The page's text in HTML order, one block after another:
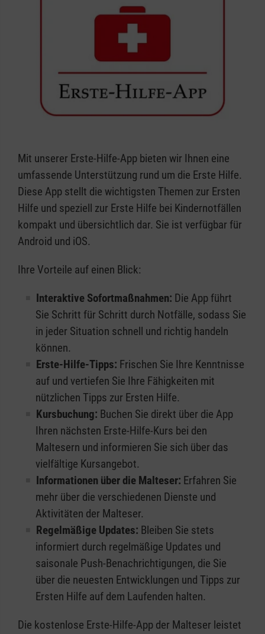
Mit unserer Erste-Hilfe-App bieten wir Ihnen eine
umfassende Unterstützung rund um die Erste Hilfe.
Diese App stellt die wichtigsten Themen zur Ersten
Hilfe und speziell zur Erste Hilfe bei Kindernotfällen
kompakt und übersichtlich dar. Sie ist verfügbar für
Android und iOS.
Ihre Vorteile auf einen Blick:
Interaktive Sofortmaßnahmen: Die App führt
Sie Schritt für Schritt durch Notfälle, sodass Sie
in jeder Situation schnell und richtig handeln
können.
Erste-Hilfe-Tipps: Frischen Sie Ihre Kenntnisse
auf und vertiefen Sie Ihre Fähigkeiten mit
nützlichen Tipps zur Ersten Hilfe.
Kursbuchung: Buchen Sie direkt über die App
Ihren nächsten Erste-Hilfe-Kurs bei den
Maltesern und informieren Sie sich über das
vielfältige Kursangebot.
Informationen über die Malteser: Erfahren Sie
mehr über die verschiedenen Dienste und
Aktivitäten der Malteser.
Regelmäßige Updates: Bleiben Sie stets
informiert durch regelmäßige Updates und
saisonale Push-Benachrichtigungen, die Sie
über die neuesten Entwicklungen und Tipps zur
Ersten Hilfe auf dem Laufenden halten.
Die kostenlose Erste-Hilfe-App der Malteser leistet